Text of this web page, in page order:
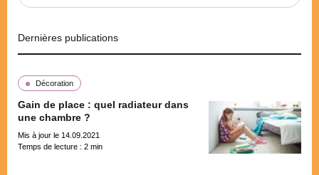
Dernières publications
Décoration
Gain de place : quel radiateur dans
une chambre ?
Mis à jour le 14.09.2021
Temps de lecture : 2 min